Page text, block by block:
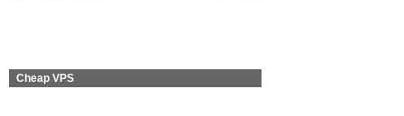
Cheap VPS